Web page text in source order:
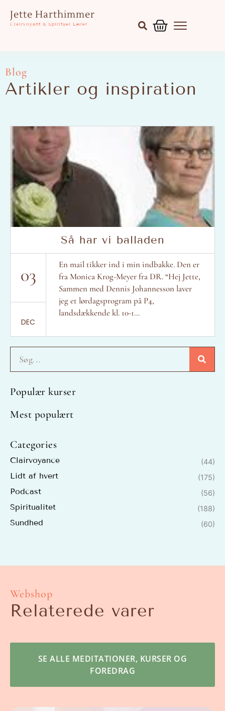
indholdet
Jette Harthimmer
Clairvoyant & Spirituel Lærer
Blog
Artikler og inspiration
Populær kurser
Mest populært
Categories
Clairvoyance (44)
Lidt af hvert (175)
Podcast (56)
Spiritualitet (188)
Sundhed (60)
Så har vi balladen
03
DEC
En mail tikker ind i min indbakke. Den er
fra Monica Krog-Meyer fra DR. “Hej Jette,
Sammen med Dennis Johannesson laver
jeg et lørdagsprogram på P4,
landsdækkende kl. 10-1...
Webshop
Relaterede varer
SE ALLE MEDITATIONER, KURSER OG
FOREDRAG